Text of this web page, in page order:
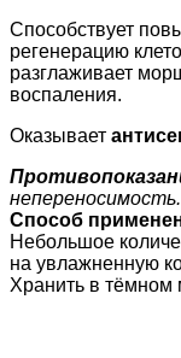
Способствует
регенерацию
разглаживает
воспаления.
Оказывает
непереносимость.
Способ
Небольшое
на увлажненную
Хранить в тёмном